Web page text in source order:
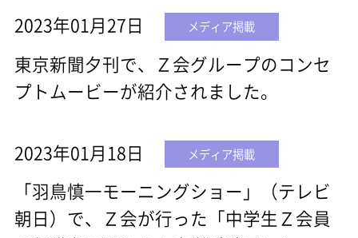
2023年01月27日 メディア掲載
東京新聞夕刊で、Ｚ会グループのコンセ
プトムービーが紹介されました。
2023年01月18日 メディア掲載
「羽鳥慎一モーニングショー」（テレビ
朝日）で、Ｚ会が行った「中学生Ｚ会員